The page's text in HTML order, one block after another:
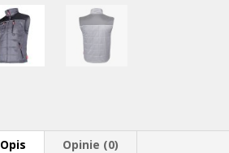
Opis Opinie (0)